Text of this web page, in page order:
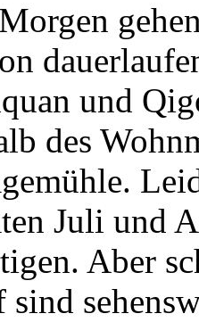
und
des
Juli und
Aber
sind